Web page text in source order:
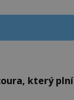
který plní